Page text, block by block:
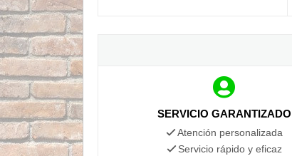
SERVICIO GARANTIZADO
Atención personalizada
Servicio rápido y eficaz